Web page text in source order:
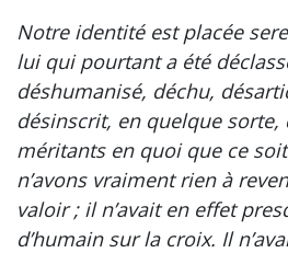
Notre identité est placée
lui qui pourtant a été
déshumanisé, déchu,
désinscrit, en quelque sorte,
méritants en quoi que ce
n’avons vraiment rien à
valoir ; il n’avait en effet
d’humain sur la croix. Il